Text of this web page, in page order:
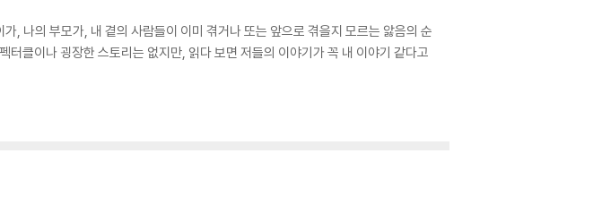
, 나의 부모가, 내 곁의 사람들이 이미 겪거나 또는 앞으로 겪을지 모르는 앓음의 순
클이나 굉장한 스토리는 없지만, 읽다 보면 저들의 이야기가 꼭 내 이야기 같다고